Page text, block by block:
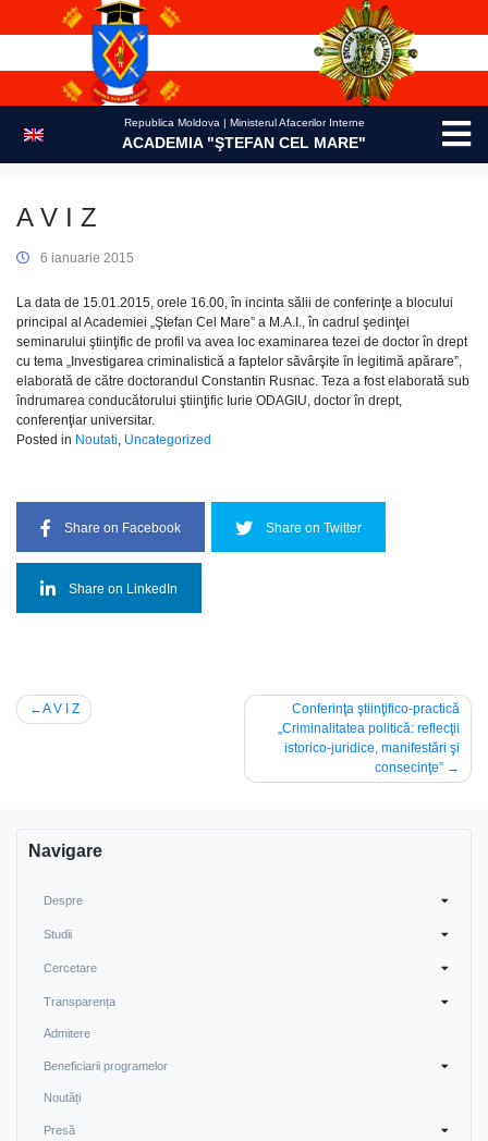
Republica Moldova | Ministerul Afacerilor Interne
ACADEMIA "ŞTEFAN CEL MARE"
A V I Z
6 ianuarie 2015
La data de 15.01.2015, orele 16.00, în incinta sălii de conferinţe a blocului
principal al Academiei „Ştefan Cel Mare” a M.A.I., în cadrul şedinţei
seminarului ştiinţific de profil va avea loc examinarea tezei de doctor în drept
cu tema „Investigarea criminalistică a faptelor săvârşite în legitimă apărare”,
elaborată de către doctorandul Constantin Rusnac. Teza a fost elaborată sub
îndrumarea conducătorului ştiinţific Iurie ODAGIU, doctor în drept,
conferenţiar universitar.
Posted in Noutati, Uncategorized
Share on Facebook Share on Twitter
Share on LinkedIn
Navigare
A V I Z
Conferinţa ştiinţifico-practică
„Criminalitatea politică: reflecţii
istorico-juridice, manifestări şi
consecinţe”
Navigare
Despre
Studii
Cercetare
Transparența
Admitere
Beneficiarii programelor
Noutăți
Presă